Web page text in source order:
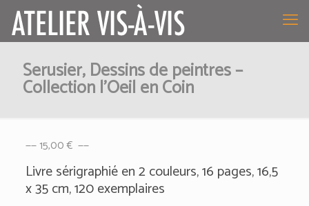
Serusier, Dessins de peintres –
Collection l’Oeil en Coin
—— 15,00 € ——
Livre sérigraphié en 2 couleurs, 16 pages, 16,5
x 35 cm, 120 exemplaires